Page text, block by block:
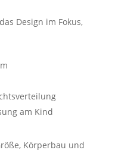
Design im Fokus,
am Kind
Körperbau und